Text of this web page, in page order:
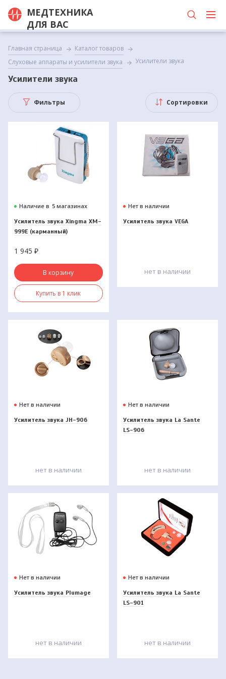
МЕДТЕХНИКА
ДЛЯ ВАС
Главная страница
Каталог товаров
Слуховые аппараты и усилители звука
Усилители звука
Усилители звука
Фильтры Сортировки
Наличие в 5 магазинах
Усилитель звука Xingma XM-
999E (карманный)
1 945 ₽
В корзину
Купить в 1 клик
Нет в наличии
Усилитель звука VEGA
нет в наличии
Нет в наличии
Усилитель звука JH-906
нет в наличии
Нет в наличии
Усилитель звука La Sante
LS-906
нет в наличии
Нет в наличии
Усилитель звука Plumage
нет в наличии
Нет в наличии
Усилитель звука La Sante
LS-901
нет в наличии